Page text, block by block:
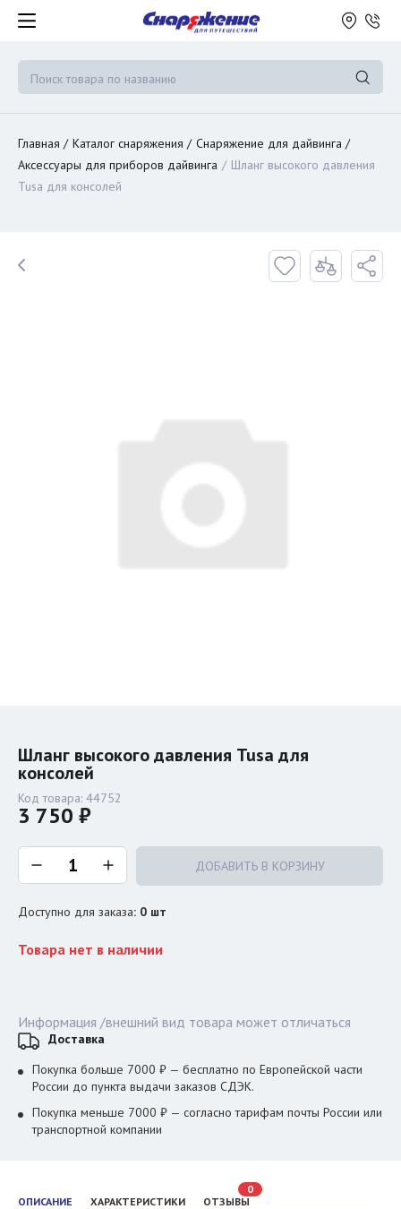
Главная Каталог снаряжения
Снаряжение для дайвинга
Аксессуары для приборов дайвинга
Шланг высокого давления
Tusa для консолей
Шланг высокого давления Tusa для
консолей
Код товара: 44752
3 750 ₽
ДОБАВИТЬ В КОРЗИНУ
Доступно для заказа: 0 шт
Товара нет в наличии
ОПИСАНИЕ ХАРАКТЕРИСТИКИ ОТЗЫВЫ
0
Информация /внешний вид товара может отличаться
Доставка
Покупка больше 7000 ₽ — бесплатно по Европейской части
России до пункта выдачи заказов СДЭК.
Покупка меньше 7000 ₽ — согласно тарифам почты России или
транспортной компании